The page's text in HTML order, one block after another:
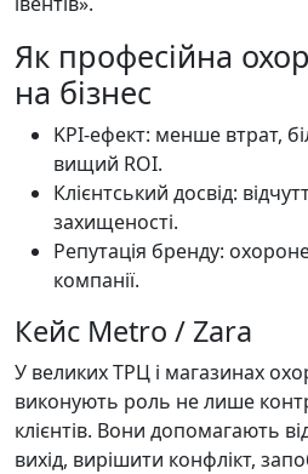
Як професійна
на бізнес
KPI-ефект: менше втрат,
вищий ROI.
Клієнтський досвід:
захищеності.
Репутація бренду:
компанії.
Кейс Metro / Zara
У великих ТРЦ і магазинах
виконують роль не лише
клієнтів. Вони допомагають
вихід, вирішити конфлікт,